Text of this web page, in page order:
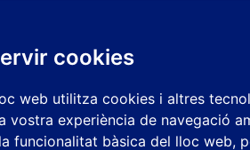
cookies
web utilitza cookies i altres
vostra experiència de navegació
funcionalitat bàsica del lloc web,
incrementar aquesta resistència